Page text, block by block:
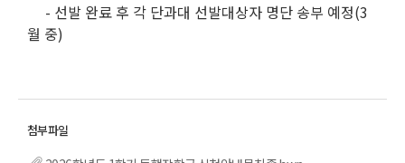
- 선발 완료 후 각 단과대 선발대상자 명단 송부 예정(3
월 중)